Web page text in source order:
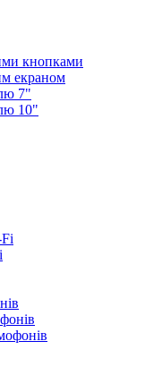
кнопками
екраном
7"
10"